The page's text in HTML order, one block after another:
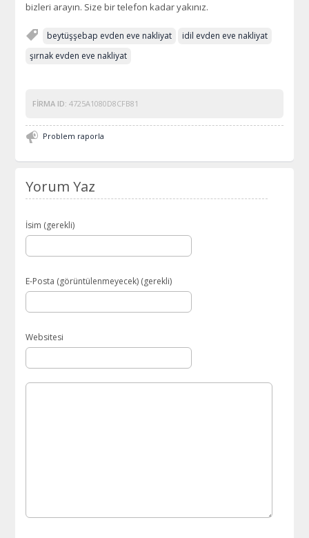
bizleri arayın. Size bir telefon kadar yakınız.
beytüşşebap evden eve nakliyat
idil evden eve nakliyat
şırnak evden eve nakliyat
FIRMA ID: 4725A1080D8CFB81
Problem raporla
Yorum Yaz
İsim (gerekli)
E-Posta (görüntülenmeyecek) (gerekli)
Websitesi